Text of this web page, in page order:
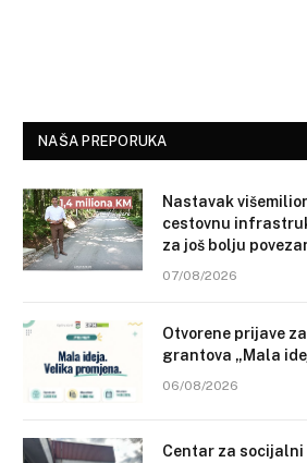
NAŠA PREPORUKA
Nastavak
cestovnu
za još bolju
07/08/2026
Otvorene prijave
grantova „Mala
06/08/2026
Centar za socijalni